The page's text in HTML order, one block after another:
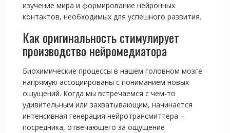
изучение мира и формирование нейронных
контактов, необходимых для успешного развития.
Как оригинальность стимулирует
производство нейромедиатора
Биохимические процессы в нашем головном мозге
напрямую ассоциированы с пониманием новых
ощущений. Когда мы встречаемся с чем-то
удивительным или захватывающим, начинается
интенсивная генерация нейротрансмиттера –
посредника, отвечающего за ощущение